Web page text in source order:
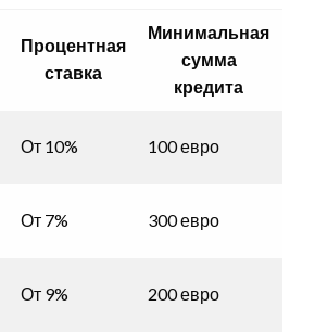
Процентная
ставка
Минимальная
сумма
кредита
От 10% 100 евро
От 7% 300 евро
От 9% 200 евро